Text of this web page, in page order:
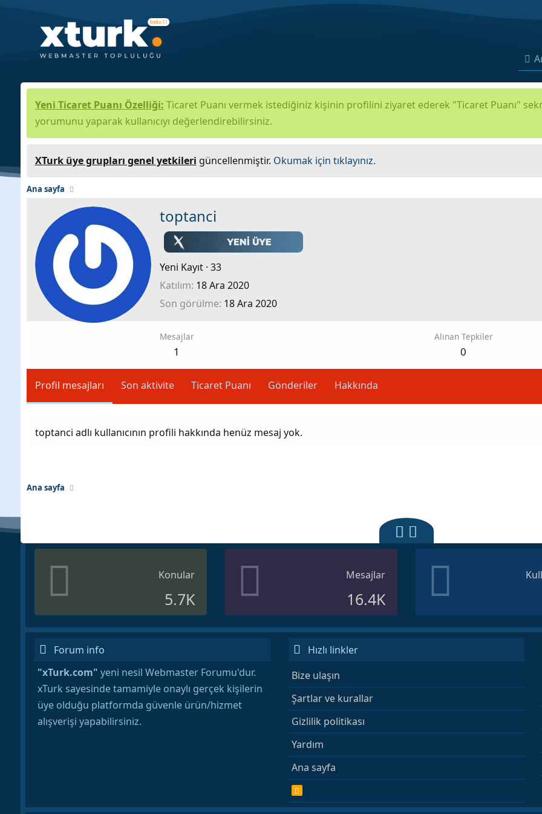
Yeni Ticaret Puanı Özelliği: Ticaret Puanı vermek istediğiniz kişinin profilini ziyaret ederek "Ticaret Puanı"
yorumunu yaparak kullanıcıyı değerlendirebilirsiniz.
XTurk üye grupları genel yetkileri güncellenmiştir. Okumak için tıklayınız.
Ana sayfa
toptanci
Yeni Kayıt · 33
Katılım 18 Ara 2020
Son görülme 18 Ara 2020
Mesajlar
1
Alınan Tepkiler
0
Profil mesajları Son aktivite Ticaret Puanı Gönderiler Hakkında
toptanci adlı kullanıcının profili hakkında henüz mesaj yok.
Ana sayfa
Konular
5.7K
Mesajlar
16.4K
Forum info
"xTurk.com" yeni nesil Webmaster Forumu'dur.
xTurk sayesinde tamamiyle onaylı gerçek kişilerin
üye olduğu platformda güvenle ürün/hizmet
alışverişi yapabilirsiniz.
Hızlı linkler
Bize ulaşın
Şartlar ve kurallar
Gizlilik politikası
Yardım
Ana sayfa
R
S
S